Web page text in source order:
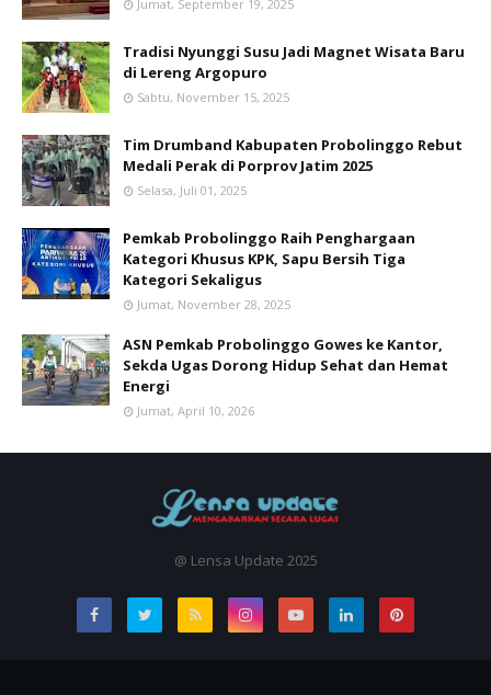
Jumat, September 19, 2025
Tradisi Nyunggi Susu Jadi Magnet Wisata Baru
di Lereng Argopuro
Sabtu, November 15, 2025
Tim Drumband Kabupaten Probolinggo Rebut
Medali Perak di Porprov Jatim 2025
Selasa, Juli 01, 2025
Pemkab Probolinggo Raih Penghargaan
Kategori Khusus KPK, Sapu Bersih Tiga
Kategori Sekaligus
Jumat, November 28, 2025
ASN Pemkab Probolinggo Gowes ke Kantor,
Sekda Ugas Dorong Hidup Sehat dan Hemat
Energi
Jumat, April 10, 2026
@ Lensa Update 2025